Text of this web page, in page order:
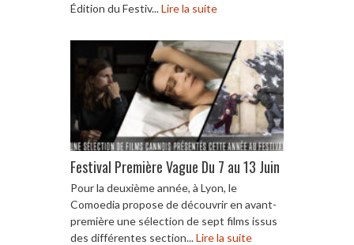
Édition du Festiv...Lire la suite
Festival Première Vague Du 7 au 13 Juin
Pour la deuxième année, à Lyon, le
Comoedia propose de découvrir en avant-
première une sélection de sept films issus
des différentes section...Lire la suite